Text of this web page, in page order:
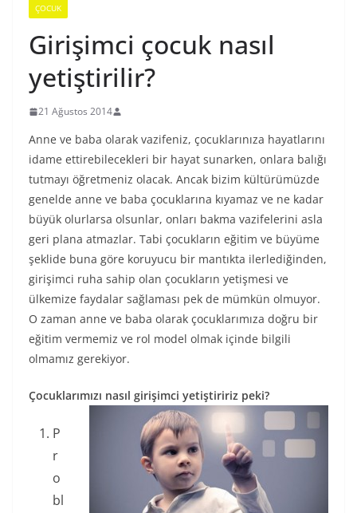
ÇOCUK
Girişimci çocuk nasıl
yetiştirilir?
21 Ağustos 2014
Anne ve baba olarak vazifeniz, çocuklarınıza hayatlarını
idame ettirebilecekleri bir hayat sunarken, onlara balığı
tutmayı öğretmeniz olacak. Ancak bizim kültürümüzde
genelde anne ve baba çocuklarına kıyamaz ve ne kadar
büyük olurlarsa olsunlar, onları bakma vazifelerini asla
geri plana atmazlar. Tabi çocukların eğitim ve büyüme
şeklide buna göre koruyucu bir mantıkta ilerlediğinden,
girişimci ruha sahip olan çocukların yetişmesi ve
ülkemize faydalar sağlaması pek de mümkün olmuyor.
O zaman anne ve baba olarak çocuklarımıza doğru bir
eğitim vermemiz ve rol model olmak içinde bilgili
olmamız gerekiyor.
Çocuklarımızı nasıl girişimci yetiştiririz peki?
P
r
o
bl